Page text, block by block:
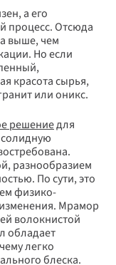
а его
процесс. Отсюда
выше, чем
Но если
красота сырья,
или оникс.
решение для
разнообразием
По сути, это
физико-
Мрамор
волокнистой
обладает
легко
блеска.